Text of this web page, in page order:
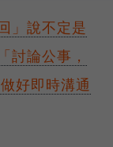
」說不定是
討論公事，
好即時溝通